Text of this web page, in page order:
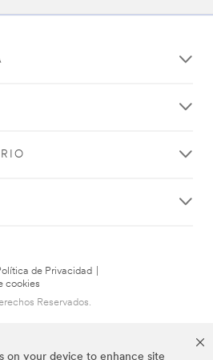
on your device to enhance site
de Privacidad
cookies
Reservados.